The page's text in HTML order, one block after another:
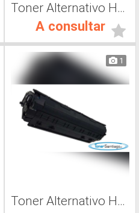
Toner Alternativo Hp Q7553X, Toner Impresora Láser
A consultar
1
Toner Alternativo Hp CF283A, Toner Impresora Láser